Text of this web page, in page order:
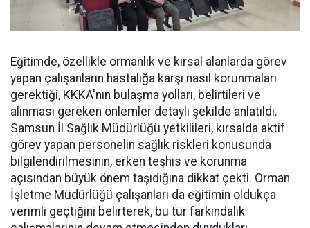
Eğitimde, özellikle ormanlık ve kırsal alanlarda görev
yapan çalışanların hastalığa karşı nasıl korunmaları
gerektiği, KKKA'nın bulaşma yolları, belirtileri ve
alınması gereken önlemler detaylı şekilde anlatıldı.
Samsun İl Sağlık Müdürlüğü yetkilileri, kırsalda aktif
görev yapan personelin sağlık riskleri konusunda
bilgilendirilmesinin, erken teşhis ve korunma
açısından büyük önem taşıdığına dikkat çekti. Orman
İşletme Müdürlüğü çalışanları da eğitimin oldukça
verimli geçtiğini belirterek, bu tür farkındalık